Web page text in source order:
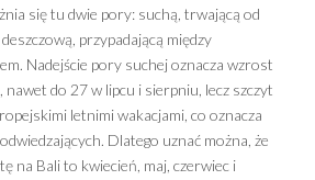
Bali, Ubud. Odkryjcie z nami
mozaikę kolorów i smaków.
się tu dwie pory: suchą, trwającą od
przypadającą między
Nadejście pory suchej oznacza wzrost
nawet do 27 w lipcu i sierpniu, lecz szczyt
letnimi wakacjami, co oznacza
Dlatego uznać można, że
na Bali to ​​kwiecień, maj, czerwiec i